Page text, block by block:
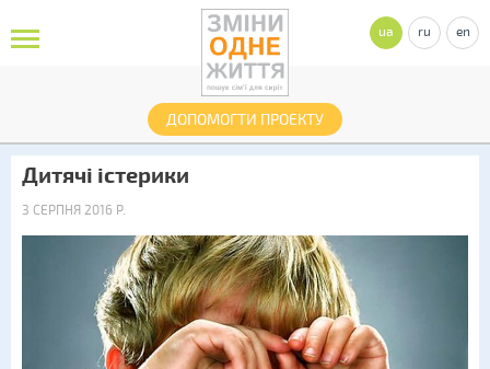
ДОПОМОГТИ ПРОЕКТУ
ua ru en
Дитячі істерики
3 СЕРПНЯ 2016 Р.